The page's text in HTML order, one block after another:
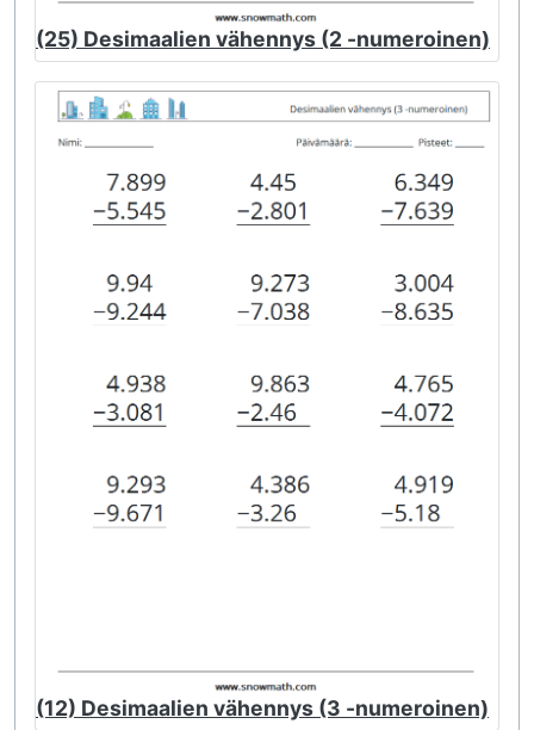
(25) Desimaalien vähennys (2 -numeroinen)
(12) Desimaalien vähennys (3 -numeroinen)